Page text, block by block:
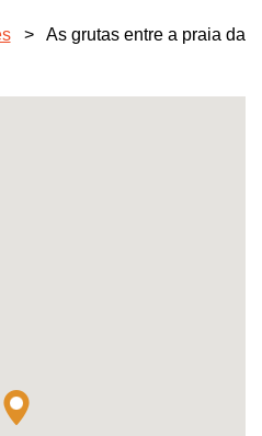
>
As grutas entre a praia da